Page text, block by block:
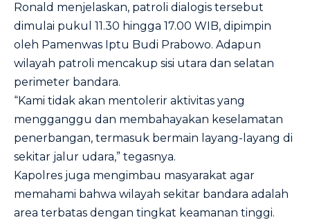
Ronald menjelaskan, patroli dialogis tersebut
dimulai pukul 11.30 hingga 17.00 WIB, dipimpin
oleh Pamenwas Iptu Budi Prabowo. Adapun
wilayah patroli mencakup sisi utara dan selatan
perimeter bandara.
“Kami tidak akan mentolerir aktivitas yang
mengganggu dan membahayakan keselamatan
penerbangan, termasuk bermain layang-layang di
sekitar jalur udara,” tegasnya.
Kapolres juga mengimbau masyarakat agar
memahami bahwa wilayah sekitar bandara adalah
area terbatas dengan tingkat keamanan tinggi.